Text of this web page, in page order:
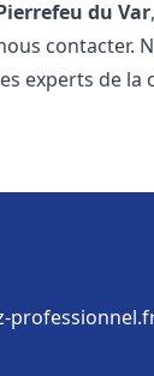
du Var
contacter.
experts de la